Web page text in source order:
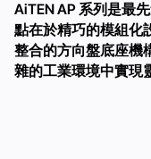
AiTEN AP 系列是最
點在於精巧的模組化
整合的方向盤底座機
雜的工業環境中實現